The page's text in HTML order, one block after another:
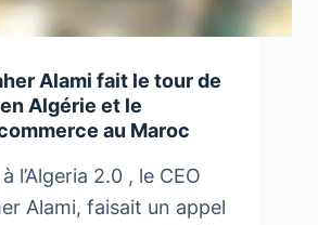
Alami fait le tour de
Algérie et le
au Maroc
l’Algeria 2.0 , le CEO
Alami, faisait un appel